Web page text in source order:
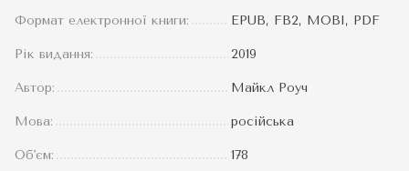
Формат електронної книги: EPUB, FB2, MOBI, PDF
Рік видання: 2019
Автор: Майкл Роуч
Мова: російська
Об'єм: 178